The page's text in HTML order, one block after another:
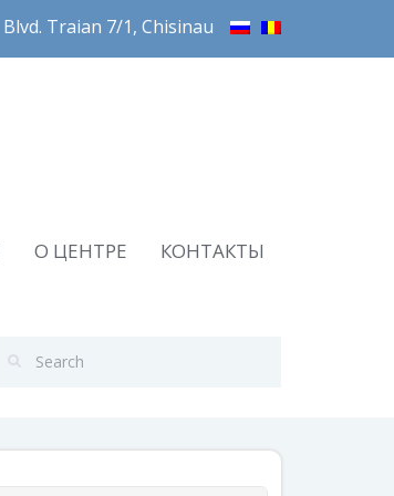
Blvd. Traian 7/1, Chisinau
О ЦЕНТРЕ КОНТАКТЫ